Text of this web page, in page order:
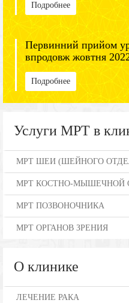
Подробнее
Первинний прийом
впродовж жовтня
Подробнее
Услуги МРТ в
МРТ ШЕИ (ШЕЙНОГО
МРТ КОСТНО-МЫШЕЧНОЙ
МРТ ПОЗВОНОЧНИКА
МРТ ОРГАНОВ ЗРЕНИЯ
О клинике
ЛЕЧЕНИЕ РАКА